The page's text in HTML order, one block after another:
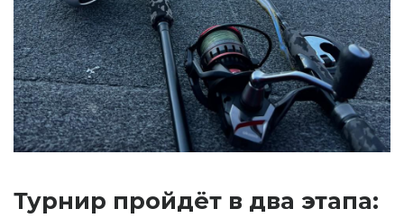
Турнир пройдёт в два этапа: